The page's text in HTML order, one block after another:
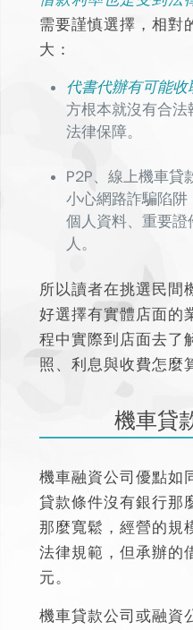
需要謹慎選擇，相對
大：
代書代辦有可能
方根本就沒有合
法律保障。
P2P、線上機車貸
小心網路詐騙陷阱
個人資料、重要
人。
所以讀者在挑選民間
好選擇有實體店面的
程中實際到店面去了
照、利息與收費怎麼
機車貸
機車融資公司優點如
貸款條件沒有銀行那
那麼寬鬆，經營的規
法律規範，但承辦的
元。
機車貸款公司或融資